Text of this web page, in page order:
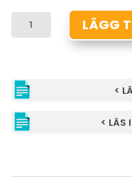
VEV
TILL
LINA
&
BAND
MÄNGD
LÄGG
<
< LÄS